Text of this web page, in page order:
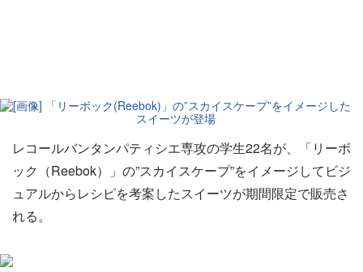
レコールバンタンパティシエ専攻の学生22名が、「リーボ
ック（Reebok）」の”スカイスケープ”をイメージしてビジ
ュアルからレシピを考案したスイーツが期間限定で販売さ
れる。